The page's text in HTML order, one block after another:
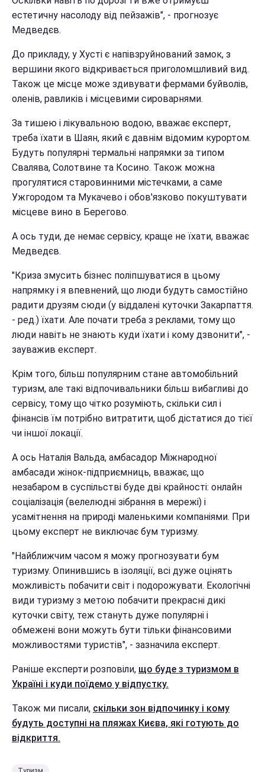
естетичну насолоду від пейзажів", - прогнозує
Медведєв.
До прикладу, у Хусті є напівзруйнований замок, з
вершини якого відкривається приголомшливий вид.
Також це місце може здивувати фермами буйволів,
оленів, равликів і місцевими сироварнями.
За тишею і лікувальною водою, вважає експерт,
треба їхати в Шаян, який є давнім відомим курортом.
Будуть популярні термальні напрямки за типом
Свалява, Солотвине та Косино. Також можна
прогулятися старовинними містечками, а саме
Ужгородом та Мукачево і обов'язково покуштувати
місцеве вино в Берегово.
А ось туди, де немає сервісу, краще не їхати, вважає
Медведєв.
"Криза змусить бізнес поліпшуватися в цьому
напрямку і я впевнений, що люди будуть самостійно
радити друзям сюди (у віддалені куточки Закарпаття.
- ред.) їхати. Але почати треба з реклами, тому що
люди навіть не знають куди їхати і кому дзвонити", -
зауважив експерт.
Крім того, більш популярним стане автомобільний
туризм, але такі відпочивальники більш вибагливі до
сервісу, тому що чітко розуміють, скільки сил і
фінансів їм потрібно витратити, щоб дістатися до тієї
чи іншої локації.
А ось Наталія Вальда, амбасадор Міжнародної
амбасади жінок-підприємниць, вважає, що
незабаром в суспільстві буде дві крайності: онлайн
соціалізація (велелюдні зібрання в мережі) і
усамітнення на природі маленькими компаніями. При
цьому експерт не виключає бум туризму.
"Найближчим часом я можу прогнозувати бум
туризму. Опинившись в ізоляції, всі дуже оцінять
можливість побачити світ і подорожувати. Екологічні
види туризму з метою побачити прекрасні дикі
куточки світу, теж стануть дуже популярні і
обмежені вони можуть бути тільки фінансовими
можливостями туристів", - зазначила експерт.
Раніше експерти розповіли, що буде з туризмом в
Україні і куди поїдемо у відпустку.
Також ми писали, скільки зон відпочинку і кому
будуть доступні на пляжах Києва, які готують до
відкриття.